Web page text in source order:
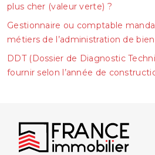
plus cher (valeur verte) ?
Gestionnaire ou comptable
métiers de l’administration de
DDT (Dossier de Diagnostic
fournir selon l’année de